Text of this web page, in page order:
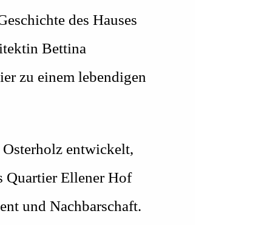
des Hauses
Bettina
zu einem lebendigen
entwickelt,
Quartier Ellener Hof
und Nachbarschaft.